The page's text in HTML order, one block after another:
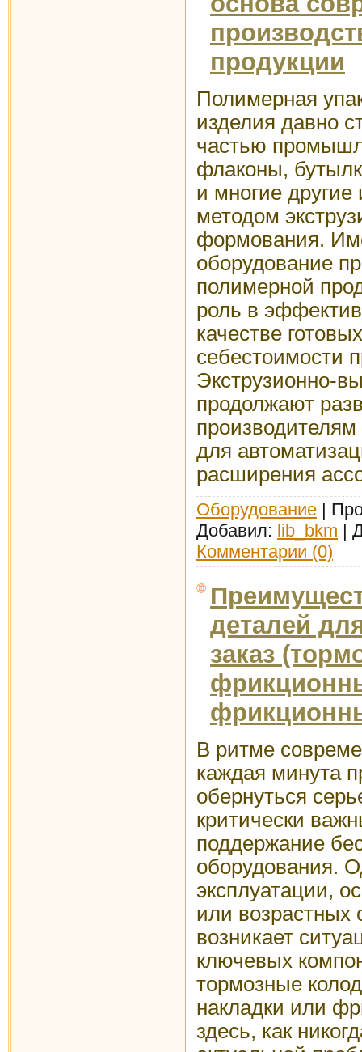
продукции
Полимерная
изделия давно
частью
флаконы,
и многие другие
методом
формования.
оборудование
полимерной
роль в
качестве
себестоимости
Экструзионно-
продолжают
для
расширения
Оборудование |
Добавил: lib_bkm |
Комментарии (0)
деталей
заказ
В ритме
каждая минута
обернуться
критически
поддержание
оборудования.
эксплуатации,
или возрастных
возникает
ключевых
тормозные
накладки или
здесь, как